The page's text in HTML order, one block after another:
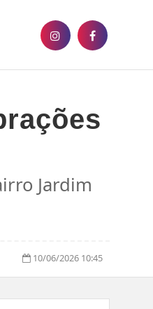
Jardim
10/06/2026 10:45